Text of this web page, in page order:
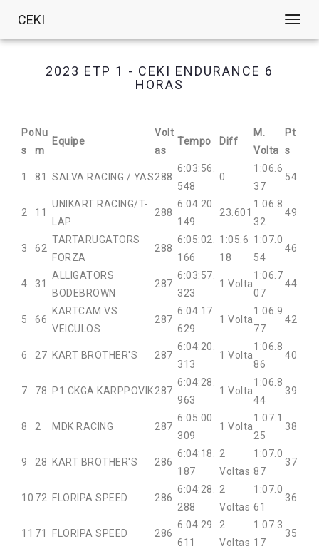
CEKI
2023 ETP 1 - CEKI ENDURANCE 6
HORAS
Po
s
Nu
m
Equipe
Volt
as
Tempo Diff
M.
Volta
Pt
s
1 81 SALVA RACING / YAS288
6:03:56.
548
0
1:06.6
37
54
2 11
UNIKART RACING/T-
LAP
288
6:04:20.
149
23.601
1:06.8
32
49
3 62
TARTARUGATORS
FORZA
288
6:05:02.
166
1:05.6
18
1:07.0
54
46
4 31
ALLIGATORS
BODEBROWN
287
6:03:57.
323
1 Volta
1:06.7
07
44
5 66
KARTCAM VS
VEICULOS
287
6:04:17.
629
1 Volta
1:06.9
77
42
6 27 KART BROTHER'S 287
6:04:20.
313
1 Volta
1:06.8
86
40
7 78 P1 CKGA KARPPOVIK287
6:04:28.
963
1 Volta
1:06.8
44
39
8 2 MDK RACING 287
6:05:00.
309
1 Volta
1:07.1
25
38
9 28 KART BROTHER'S 286
6:04:18.
187
2
Voltas
1:07.0
87
37
10 72 FLORIPA SPEED 286
6:04:28.
288
2
Voltas
1:07.0
61
36
11 71 FLORIPA SPEED 286
6:04:29.
611
2
Voltas
1:07.3
17
35